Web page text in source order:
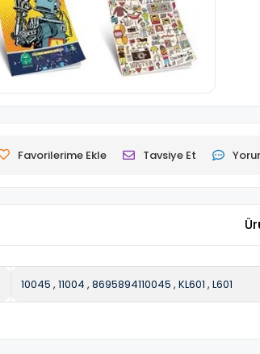
Favorilerime Ekle Tavsiye Et
10045 , 11004 , 8695894110045 , KL601 , L601